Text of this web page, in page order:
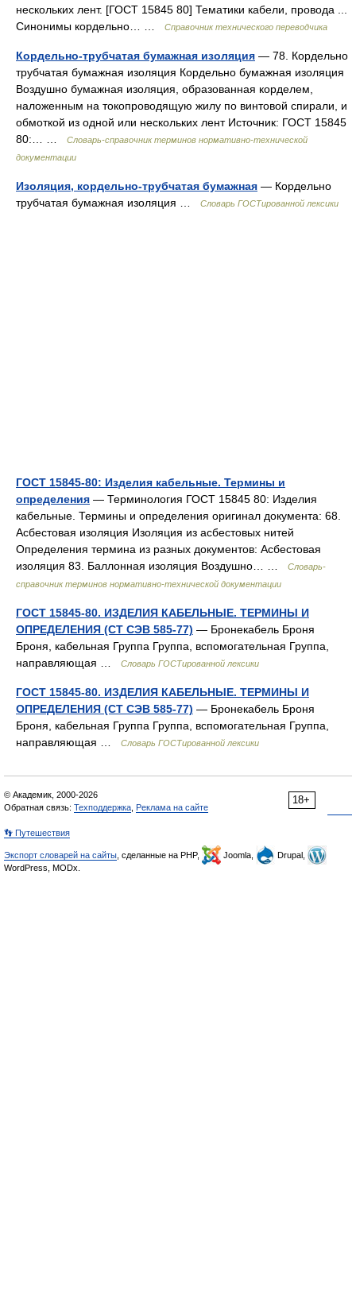
нескольких лент. [ГОСТ 15845 80] Тематики кабели, провода ...
Синонимы кордельно… …
Справочник технического переводчика
Кордельно-трубчатая бумажная изоляция — 78. Кордельно
трубчатая бумажная изоляция Кордельно бумажная изоляция
Воздушно бумажная изоляция, образованная корделем,
наложенным на токопроводящую жилу по винтовой спирали, и
обмоткой из одной или нескольких лент Источник: ГОСТ 15845
80:… …
Словарь-справочник терминов нормативно-технической
документации
Изоляция, кордельно-трубчатая бумажная — Кордельно
трубчатая бумажная изоляция …
Словарь ГОСТированной лексики
ГОСТ 15845-80: Изделия кабельные. Термины и
определения — Терминология ГОСТ 15845 80: Изделия
кабельные. Термины и определения оригинал документа: 68.
Асбестовая изоляция Изоляция из асбестовых нитей
Определения термина из разных документов: Асбестовая
изоляция 83. Баллонная изоляция Воздушно… …
Словарь-
справочник терминов нормативно-технической документации
ГОСТ 15845-80. ИЗДЕЛИЯ КАБЕЛЬНЫЕ. ТЕРМИНЫ И
ОПРЕДЕЛЕНИЯ (СТ СЭВ 585-77) — Бронекабель Броня
Броня, кабельная Группа Группа, вспомогательная Группа,
направляющая …
Словарь ГОСТированной лексики
ГОСТ 15845-80. ИЗДЕЛИЯ КАБЕЛЬНЫЕ. ТЕРМИНЫ И
ОПРЕДЕЛЕНИЯ (СТ СЭВ 585-77) — Бронекабель Броня
Броня, кабельная Группа Группа, вспомогательная Группа,
направляющая …
Словарь ГОСТированной лексики
18+
© Академик, 2000-2026
Обратная связь: Техподдержка Реклама на сайте
👣 Путешествия
Экспорт словарей на сайты , сделанные на PHP, Joomla,
Drupal,
WordPress, MODx.